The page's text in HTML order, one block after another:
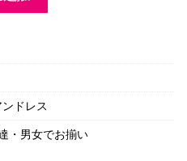
ドレス
・男女でお揃い